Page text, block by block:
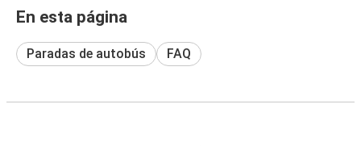
En esta página
Paradas de autobús FAQ